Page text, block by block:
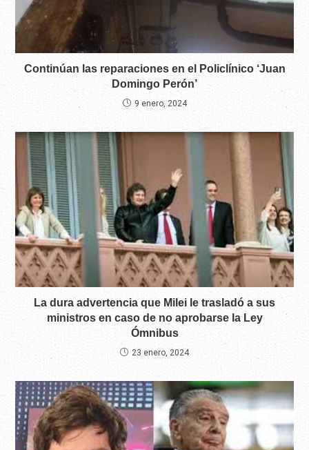
Continúan las reparaciones en el Policlínico ‘Juan
Domingo Perón’
9 enero, 2024
La dura advertencia que Milei le trasladó a sus
ministros en caso de no aprobarse la Ley
Ómnibus
23 enero, 2024